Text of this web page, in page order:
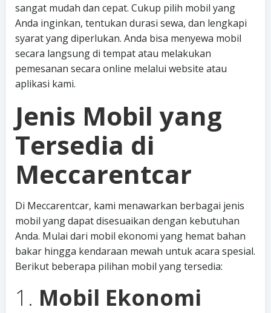
sangat mudah dan cepat. Cukup pilih mobil yang
Anda inginkan, tentukan durasi sewa, dan lengkapi
syarat yang diperlukan. Anda bisa menyewa mobil
secara langsung di tempat atau melakukan
pemesanan secara online melalui website atau
aplikasi kami.
Jenis Mobil yang
Tersedia di
Meccarentcar
Di Meccarentcar, kami menawarkan berbagai jenis
mobil yang dapat disesuaikan dengan kebutuhan
Anda. Mulai dari mobil ekonomi yang hemat bahan
bakar hingga kendaraan mewah untuk acara spesial.
Berikut beberapa pilihan mobil yang tersedia:
1. Mobil Ekonomi